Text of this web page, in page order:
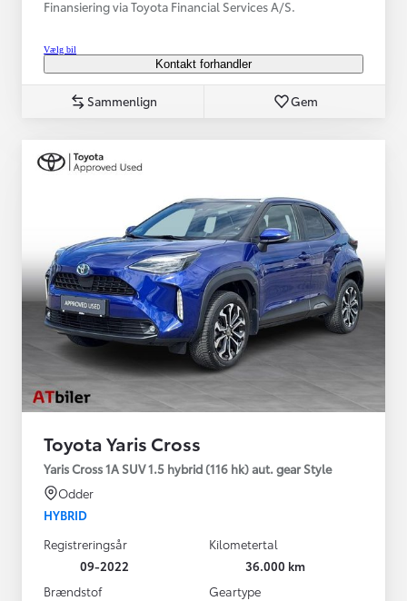
Finansiering via Toyota Financial Services A/S.
Vælg bil
Kontakt forhandler
Sammenlign Gem
Toyota Yaris Cross
Yaris Cross 1A SUV 1.5 hybrid (116 hk) aut. gear Style
Odder
HYBRID
Registreringsår
09-2022
Kilometertal
36.000 km
Brændstof
Geartype